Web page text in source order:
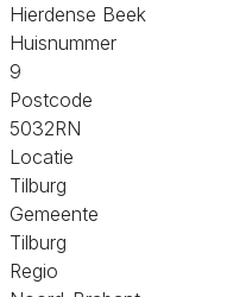
Hierdense Beek
Huisnummer
9
Postcode
5032RN
Locatie
Tilburg
Gemeente
Tilburg
Regio